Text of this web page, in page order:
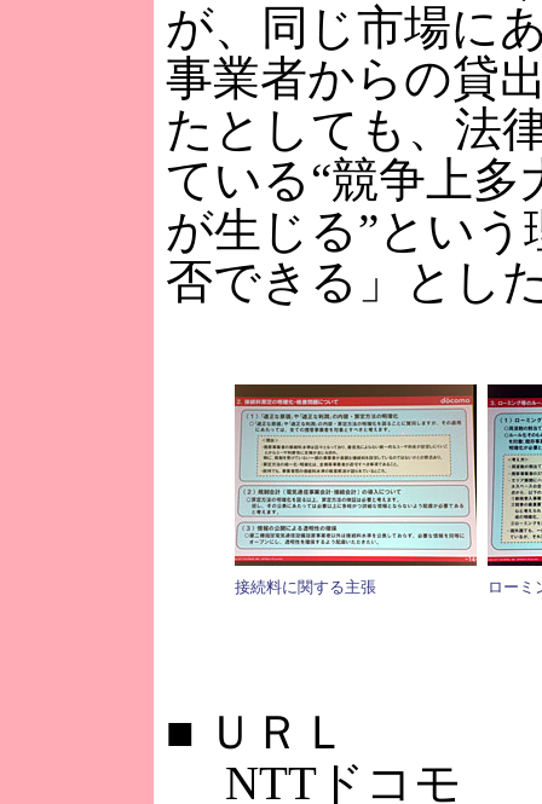
が、同じ市場に
事業者からの貸
たとしても、法
ている“競争上多
が生じる”という
否できる」とし
接続料に関する主張 ローミ
■ ＵＲＬ
NTTドコモ